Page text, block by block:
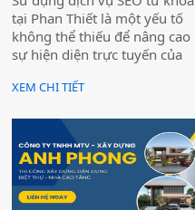
chỉ tập trung vào các yếu tố
kỹ thuật SEO.
tại Phan Thiết là một yếu tố
không thể thiếu để nâng cao
sự hiện diện trực tuyến của
XEM CHI TIẾT